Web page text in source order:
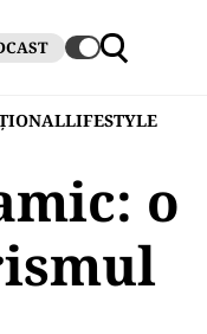
LIFESTYLE
o